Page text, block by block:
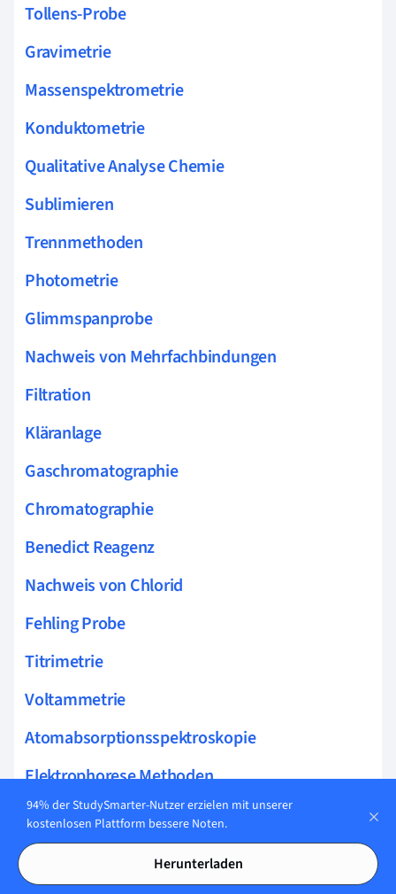
Tollens-Probe
Gravimetrie
Massenspektrometrie
Konduktometrie
Qualitative Analyse Chemie
Sublimieren
Trennmethoden
Photometrie
Glimmspanprobe
Nachweis von Mehrfachbindungen
Filtration
Kläranlage
Gaschromatographie
Chromatographie
Benedict Reagenz
Nachweis von Chlorid
Fehling Probe
Titrimetrie
Voltammetrie
Atomabsorptionsspektroskopie
Elektrophorese Methoden
Spektroskopie Methoden
Röntgenfluoreszenzanalyse
94% der StudySmarter-Nutzer erzielen mit unserer
kostenlosen Plattform bessere Noten.
Herunterladen